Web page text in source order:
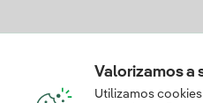
Valorizamos a
Utilizamos